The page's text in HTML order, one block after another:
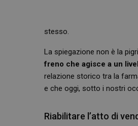
stesso.
La spiegazione non è la
freno che agisce a un
relazione storico tra la
e che oggi, sotto i nostri
Riabilitare l’atto di